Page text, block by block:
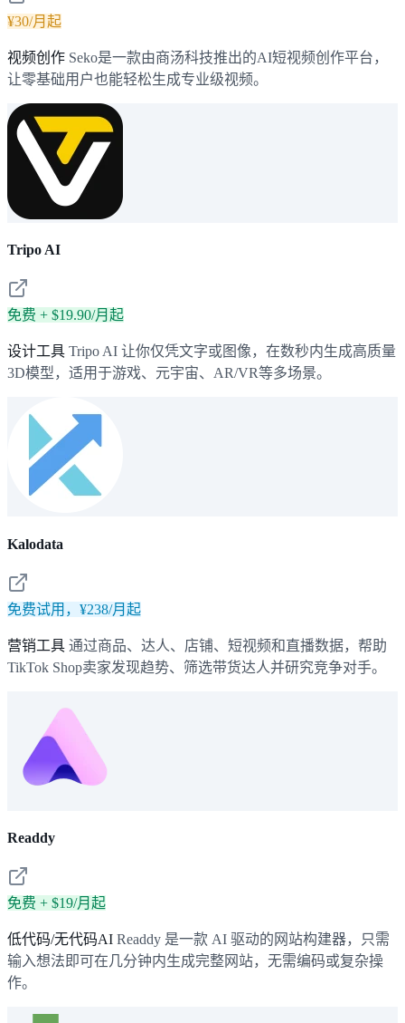
¥30/月起
视频创作 Seko是一款由商汤科技推出的AI短视频创作平台，
让零基础用户也能轻松生成专业级视频。
Tripo AI
免费 + $19.90/月起
设计工具 Tripo AI 让你仅凭文字或图像，在数秒内生成高质量
3D模型，适用于游戏、元宇宙、AR/VR等多场景。
Kalodata
免费试用，¥238/月起
营销工具 通过商品、达人、店铺、短视频和直播数据，帮助
TikTok Shop卖家发现趋势、筛选带货达人并研究竞争对手。
Readdy
免费 + $19/月起
低代码/无代码AI Readdy 是一款 AI 驱动的网站构建器，只需
输入想法即可在几分钟内生成完整网站，无需编码或复杂操
作。